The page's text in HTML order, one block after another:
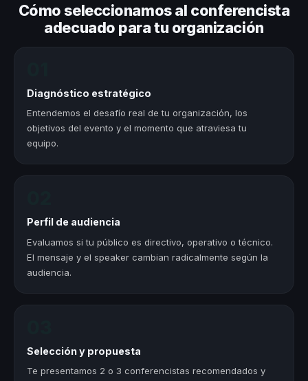
Cómo seleccionamos al conferencista
adecuado para tu organización
Diagnóstico estratégico
Entendemos el desafío real de tu organización, los
objetivos del evento y el momento que atraviesa tu
equipo.
Perfil de audiencia
Evaluamos si tu público es directivo, operativo o técnico.
El mensaje y el speaker cambian radicalmente según la
audiencia.
Selección y propuesta
Te presentamos 2 o 3 conferencistas recomendados y